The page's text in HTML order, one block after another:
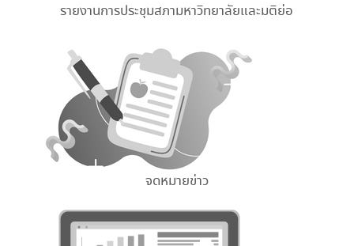
รายงานการประชุมสภามหาวิทยาลัยและมติย่อ
จดหมายข่าว